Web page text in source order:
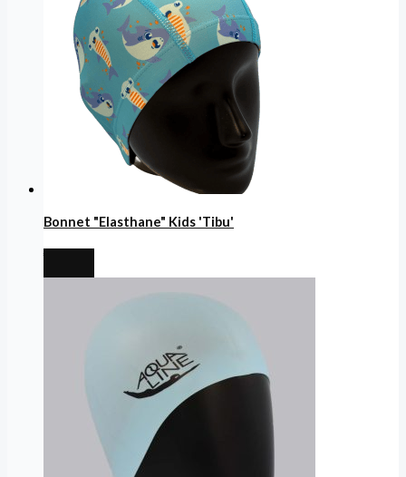
Bonnet "Elasthane" Kids 'Tibu'